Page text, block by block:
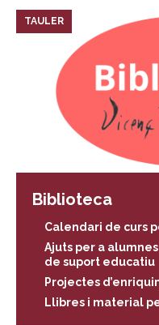
TAULER
Biblioteca
Calendari de curs
Ajuts per a
de suport educatiu
Projectes
Llibres i material